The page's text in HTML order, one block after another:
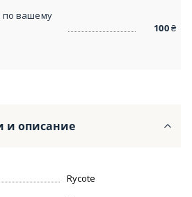
по вашему
100₴
и описание
Rycote